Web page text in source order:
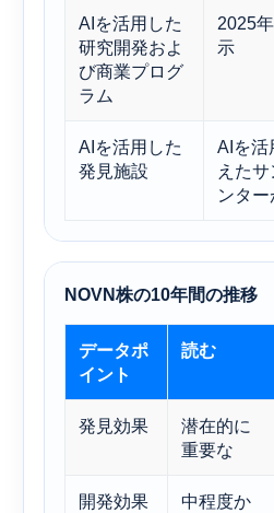
AIを活用した
研究開発およ
び商業プログ
ラム
2025
示
AIを活用した
発見施設
AIを活
えた
ンター
NOVN株の10年間の推移
データポ
イント
読む
発見効果
潜在的に
重要な
開発効果
中程度か